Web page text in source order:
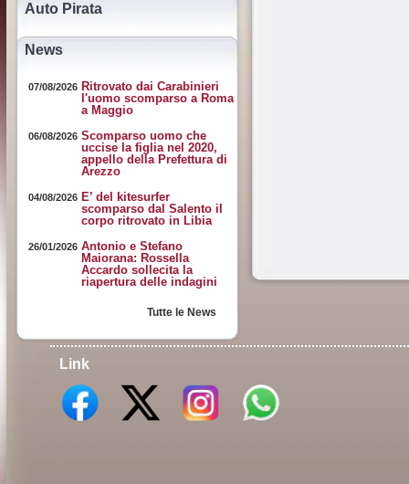
Auto Pirata
News
07/08/2026 Ritrovato dai Carabinieri
l'uomo scomparso a Roma
a Maggio
06/08/2026 Scomparso uomo che
uccise la figlia nel 2020,
appello della Prefettura di
Arezzo
04/08/2026 E’ del kitesurfer
scomparso dal Salento il
corpo ritrovato in Libia
26/01/2026 Antonio e Stefano
Maiorana: Rossella
Accardo sollecita la
riapertura delle indagini
Tutte le News
Link